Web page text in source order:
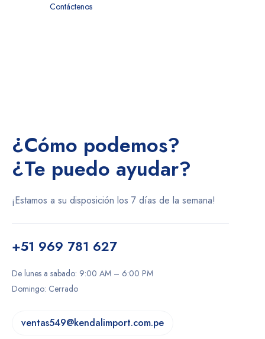
Contáctenos
¿Cómo podemos?
¿Te puedo ayudar?
¡Estamos a su disposición los 7 días de la semana!
+51 969 781 627
De lunes a sabado: 9:00 AM – 6:00 PM
Domingo: Cerrado
ventas549@kendalimport.com.pe